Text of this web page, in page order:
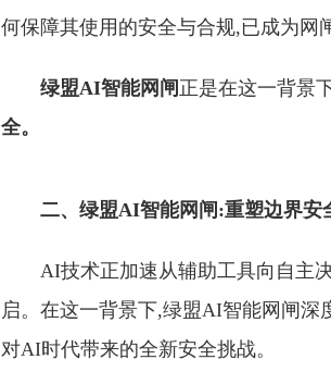
何保障其使用的安全与合规,已成为网
绿盟AI智能网闸 正是在这一背景
全。
二、绿盟AI智能网闸:重塑边界安
AI技术正加速从辅助工具向自主
启。在这一背景下,绿盟AI智能网闸
对AI时代带来的全新安全挑战。